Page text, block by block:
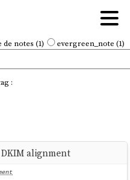
de notes (1) evergreen_note (1)
:
alignment